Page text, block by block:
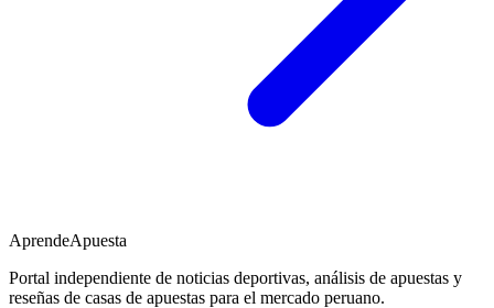
AprendeApuesta
Portal independiente de noticias deportivas, análisis de apuestas y
reseñas de casas de apuestas para el mercado peruano.